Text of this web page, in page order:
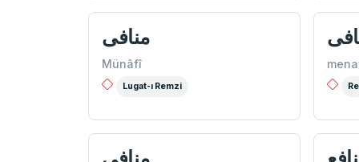
منافی
Münâfî
Lugat-ı Remzi